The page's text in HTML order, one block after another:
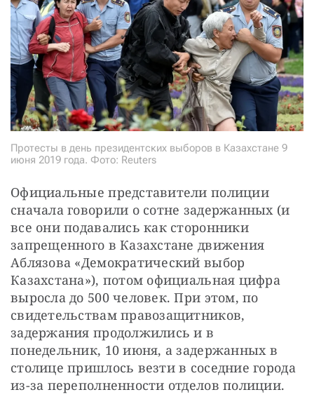
Протесты в день президентских выборов в Казахстане 9
июня 2019 года. Фото: Reuters
Официальные представители полиции
сначала говорили о сотне задержанных (и
все они подавались как сторонники
запрещенного в Казахстане движения
Аблязова «Демократический выбор
Казахстана»), потом официальная цифра
выросла до 500 человек. При этом, по
свидетельствам правозащитников,
задержания продолжились и в
понедельник, 10 июня, а задержанных в
столице пришлось везти в соседние города
из-за переполненности отделов полиции.